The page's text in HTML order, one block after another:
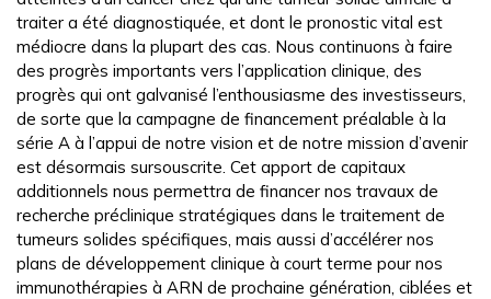
traiter a été diagnostiquée, et dont le pronostic vital est
médiocre dans la plupart des cas. Nous continuons à faire
des progrès importants vers l’application clinique, des
progrès qui ont galvanisé l’enthousiasme des investisseurs,
de sorte que la campagne de financement préalable à la
série A à l’appui de notre vision et de notre mission d’avenir
est désormais sursouscrite. Cet apport de capitaux
additionnels nous permettra de financer nos travaux de
recherche préclinique stratégiques dans le traitement de
tumeurs solides spécifiques, mais aussi d’accélérer nos
plans de développement clinique à court terme pour nos
immunothérapies à ARN de prochaine génération, ciblées et